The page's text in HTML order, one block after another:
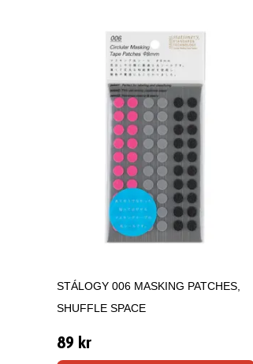
STÁLOGY 006 MASKING PATCHES,
SHUFFLE SPACE
89 kr